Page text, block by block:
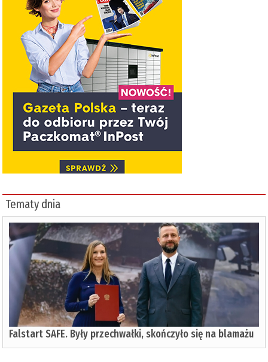
Tematy dnia
Falstart SAFE. Były przechwałki, skończyło się na blamażu